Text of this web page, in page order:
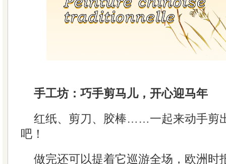
手工坊：巧手剪马儿，开心迎马年
红纸、剪刀、胶棒……一起来动手剪
吧！
做完还可以提着它巡游全场，欧洲时